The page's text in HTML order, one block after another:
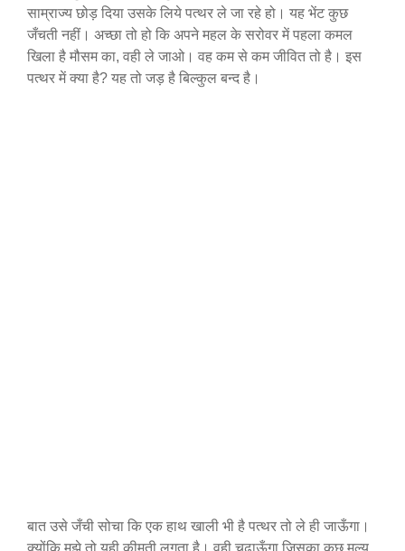
साम्राज्य छोड़ दिया उसके लिये पत्थर ले जा रहे हो। यह भेंट कुछ
जँचती नहीं। अच्छा तो हो कि अपने महल के सरोवर में पहला कमल
खिला है मौसम का, वही ले जाओ। वह कम से कम जीवित तो है। इस
पत्थर में क्या है? यह तो जड़ है बिल्कुल बन्द है।
बात उसे जँची सोचा कि एक हाथ खाली भी है पत्थर तो ले ही जाऊँगा।
क्योंकि मुझे तो यही कीमती लगता है। वही चढ़ाऊँगा जिसका कुछ मुल्य